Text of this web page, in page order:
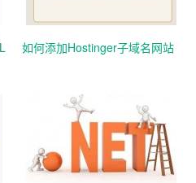
如何添加Hostinger子域名网站